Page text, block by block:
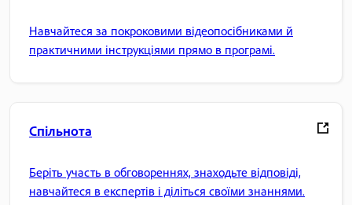
Навчайтеся за покроковими відеопосібниками й
практичними інструкціями прямо в програмі.
Спільнота
Беріть участь в обговореннях, знаходьте відповіді,
навчайтеся в експертів і діліться своїми знаннями.